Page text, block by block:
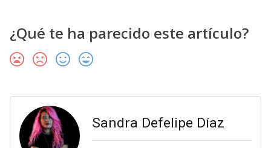
¿Qué te ha parecido este artículo?
Sandra Defelipe Díaz